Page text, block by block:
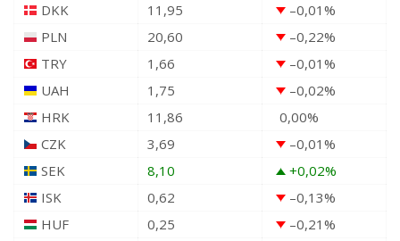
DKK
11,95 –0,01%
PLN
20,60 –0,22%
TRY
1,66 –0,01%
UAH
1,75 –0,02%
HRK
11,86 0,00%
CZK
3,69 –0,01%
SEK
8,10 +0,02%
ISK
0,62 –0,13%
HUF
0,25 –0,21%